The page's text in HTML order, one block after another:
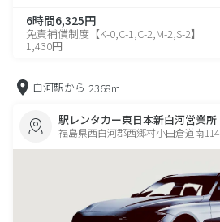
6時間6,325円
免責補償制度【K-0,C-1,C-2,M-2,S-2】
1,430円
白河駅から 2368m
駅レンタカー東日本新白河営業所
福島県西白河郡西郷村小田倉道南114